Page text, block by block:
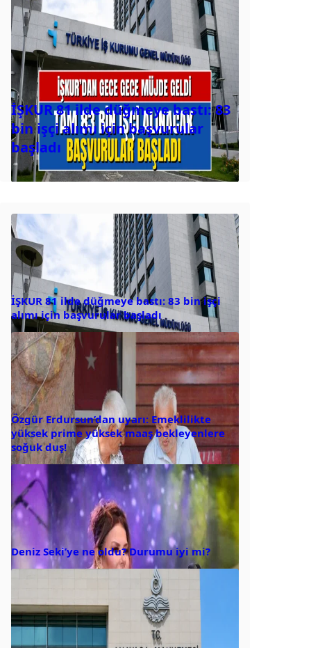
İŞKUR 81 ilde düğmeye bastı: 83
bin işçi alımı için başvurular
başladı
İŞKUR 81 ilde düğmeye bastı: 83 bin işçi
alımı için başvurular başladı
Özgür Erdursun’dan uyarı: Emeklilikte
yüksek prime yüksek maaş bekleyenlere
soğuk duş!
Deniz Seki’ye ne oldu? Durumu iyi mi?